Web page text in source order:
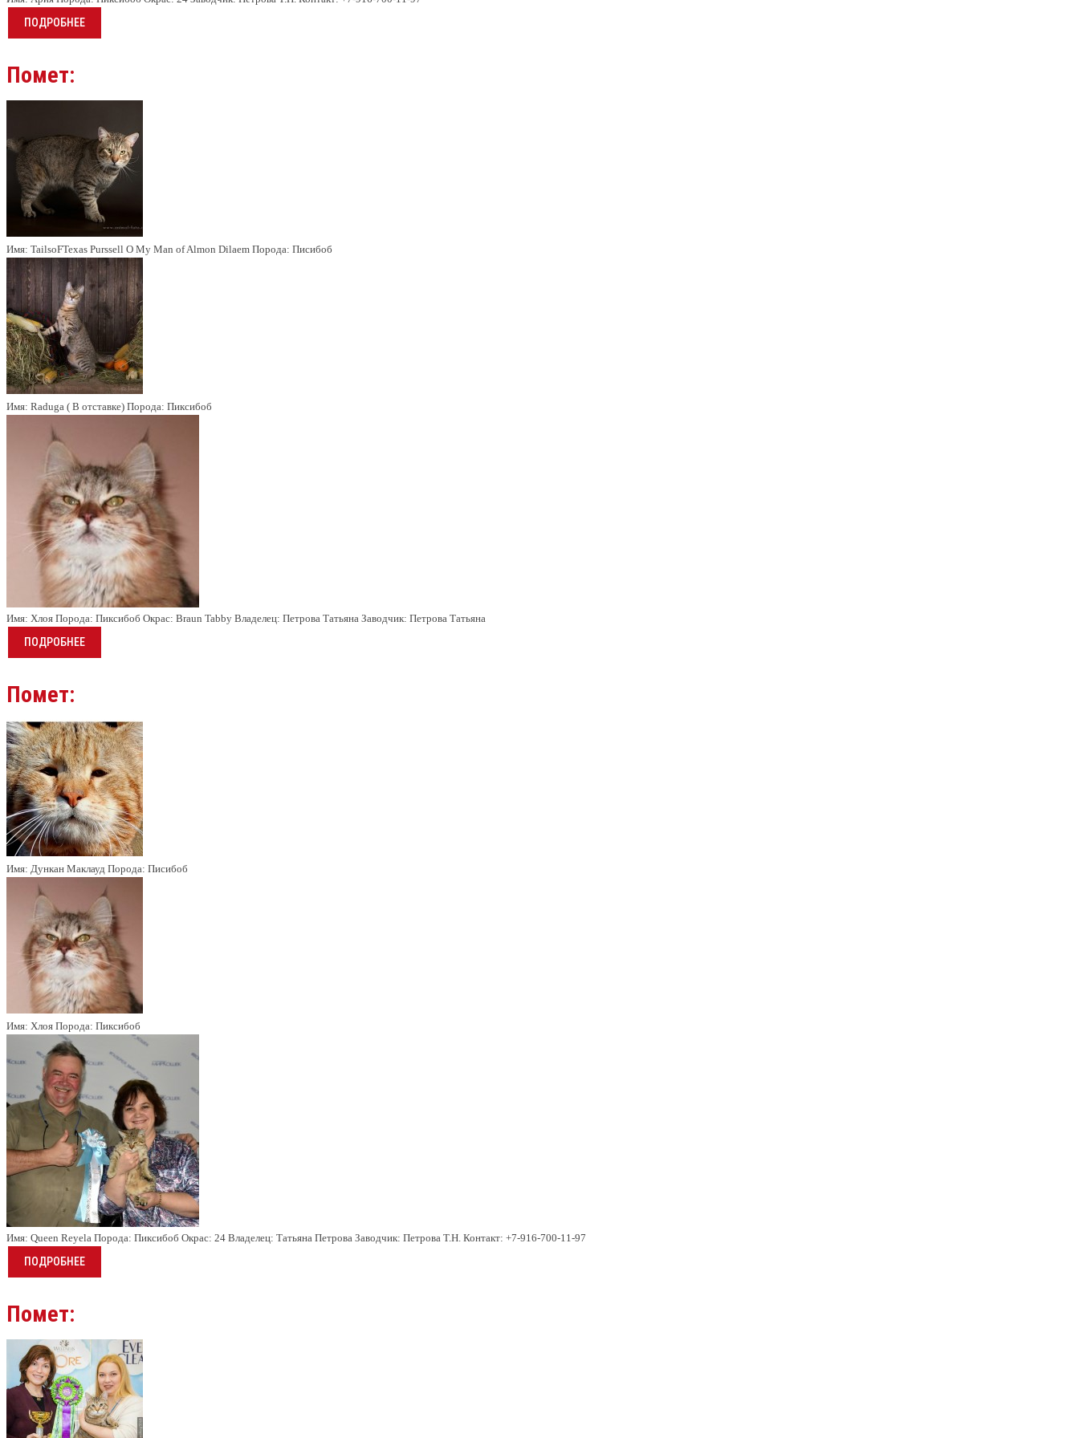
ПОДРОБНЕЕ
Помет:
Имя: TailsoFTexas Purssell O My Man of Almon Dilaem Порода: Писибоб
Имя: Raduga ( В отставке) Порода: Пиксибоб
Имя: Хлоя Порода: Пиксибоб Окрас: Braun Tabby Владелец: Петрова Татьяна Заводчик: Петрова Татьяна
ПОДРОБНЕЕ
Помет:
Имя: Дункан Маклауд Порода: Писибоб
Имя: Хлоя Порода: Пиксибоб
Имя: Queen Reyela Порода: Пиксибоб Окрас: 24 Владелец: Татьяна Петрова Заводчик: Петрова Т.Н. Контакт: +7-916-700-11-97
ПОДРОБНЕЕ
Помет: